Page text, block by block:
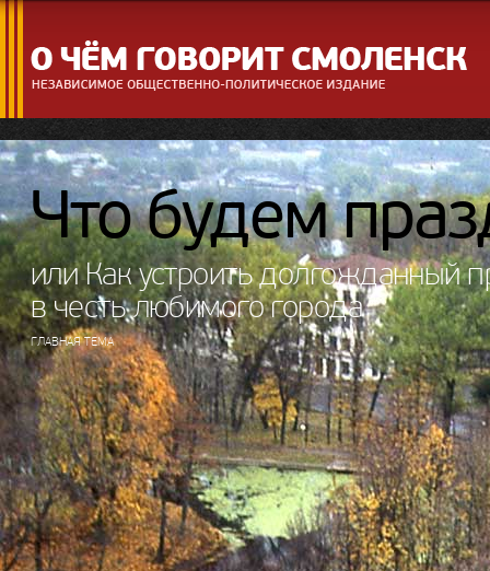
Что будем
или Как устроить долгожданный
в честь любимого города
ГЛАВНАЯ ТЕМА